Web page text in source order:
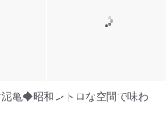
泥亀◆昭和レトロな空間で味わ